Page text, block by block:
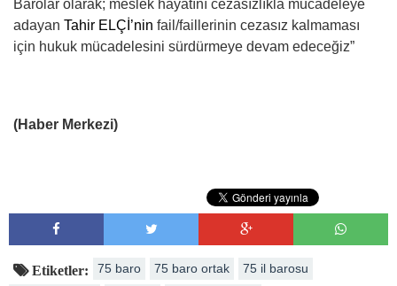
Barolar olarak; meslek hayatını cezasızlıkla mücadeleye
adayan Tahir ELÇİ’nin fail/faillerinin cezasız kalmaması
için hukuk mücadelesini sürdürmeye devam edeceğiz”
(Haber Merkezi)
Etiketler: 75 baro 75 baro ortak
75 il barosu